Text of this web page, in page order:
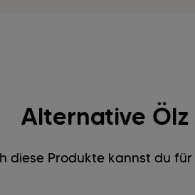
Alternative
diese Produkte kannst du